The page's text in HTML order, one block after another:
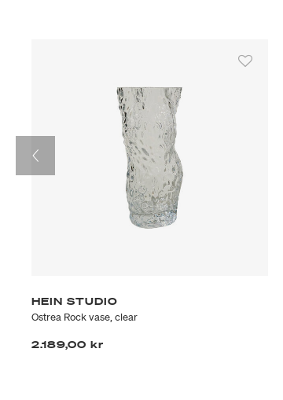
HEIN STUDIO
Ostrea Rock vase, clear
2.189,00 kr